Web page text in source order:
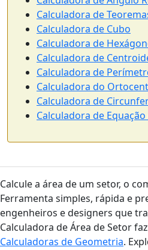
Calculadora de
Calculadora de Cubo
Calculadora de
Calculadora de
Calculadora de
Calculadora do
Calculadora de
Calculadora de
Calcule a área de um setor, o
Ferramenta simples, rápida e
engenheiros e designers que
Calculadora de Área de Setor
Calculadoras de Geometria.